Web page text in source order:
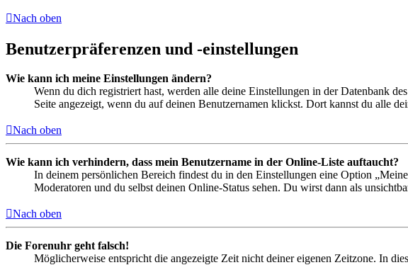
Nach oben
Benutzerpräferenzen und -einstellungen
Wie kann ich meine Einstellungen ändern?
Wenn du dich registriert hast, werden alle deine Einstellungen in der Datenbank
Seite angezeigt, wenn du auf deinen Benutzernamen klickst. Dort kannst du alle
Nach oben
Wie kann ich verhindern, dass mein Benutzername in der Online-Liste auftaucht?
In deinem persönlichen Bereich findest du in den Einstellungen eine Option
Moderatoren und du selbst deinen Online-Status sehen. Du wirst dann als
Nach oben
Die Forenuhr geht falsch!
Möglicherweise entspricht die angezeigte Zeit nicht deiner eigenen Zeitzone. In